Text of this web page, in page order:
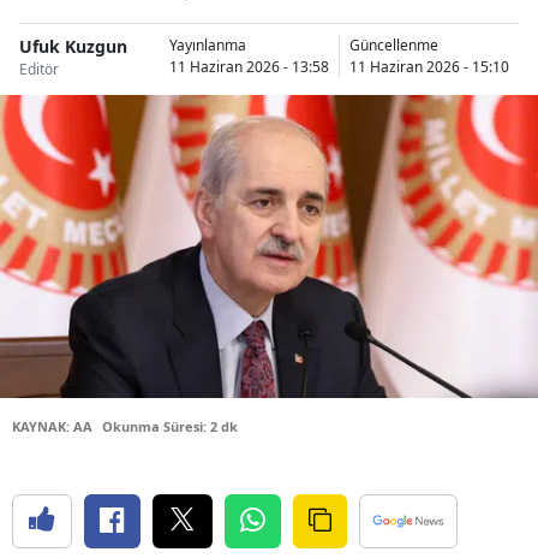
Bolu
Burdur
Bursa
Çanakkale
Çankırı
Denizli
Ufuk Kuzgun
Editör
Yayınlanma
11 Haziran 2026 - 13:58
Güncellenme
11 Haziran 2026 - 15:10
KAYNAK: AA Okunma Süresi: 2 dk